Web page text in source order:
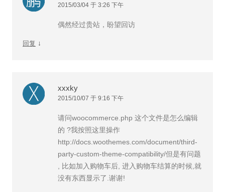
2015/03/04 于 3:26 下午
偶然经过贵站，盼望回访
回复 ↓
xxxky
2015/10/07 于 9:16 下午
请问woocommerce.php 这个文件是怎么编辑
的 ?我按照这里操作
http://docs.woothemes.com/document/third-
party-custom-theme-compatibility/但是有问题
, 比如加入购物车后, 进入购物车结算的时候,就
没有东西显示了.谢谢!